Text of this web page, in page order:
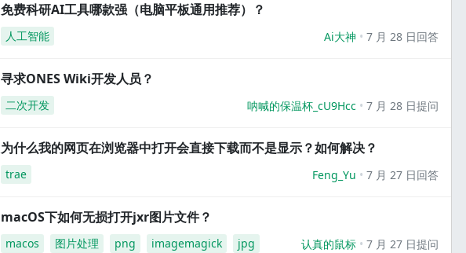
免费科研AI工具哪款强（电脑平板通用推荐）？
人工智能 Ai大神 7 月 28 日回答
寻求ONES Wiki开发人员？
二次开发 呐喊的保温杯_cU9Hcc 7 月 28 日提问
为什么我的网页在浏览器中打开会直接下载而不是显示？如何解决？
trae Feng_Yu 7 月 27 日回答
macOS下如何无损打开jxr图片文件？
macos 图片处理 png imagemagick jpg 认真的鼠标 7 月 27 日提问